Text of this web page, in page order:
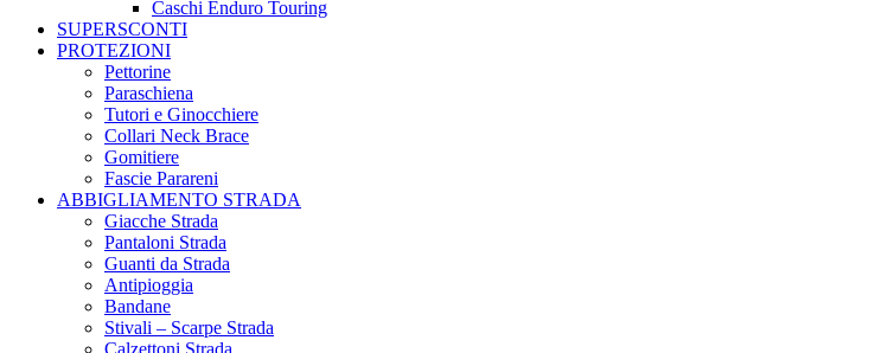
Caschi Enduro Touring
SUPERSCONTI
PROTEZIONI
Pettorine
Paraschiena
Tutori e Ginocchiere
Collari Neck Brace
Gomitiere
Fascie Parareni
ABBIGLIAMENTO STRADA
Giacche Strada
Pantaloni Strada
Guanti da Strada
Antipioggia
Bandane
Stivali – Scarpe Strada
Calzettoni Strada